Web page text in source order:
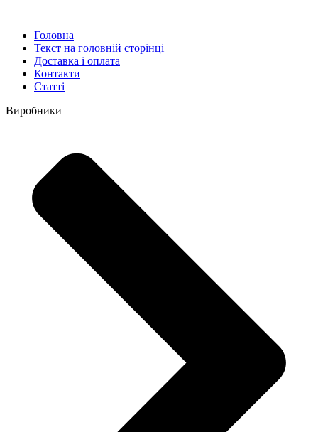
Головна
Текст на головній сторінці
Доставка і оплата
Контакти
Статті
Виробники